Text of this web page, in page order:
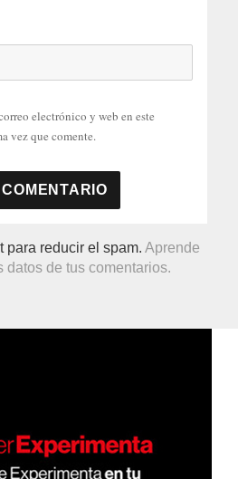
electrónico y web en este
vez que comente.
para reducir el spam.Aprende
datos de tus comentarios.